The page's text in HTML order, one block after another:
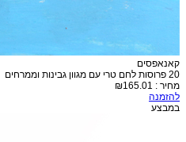
קאנאפסים
20 פרוסות לחם טרי עם מגוון גבינות וממרחים
מחיר : ₪165.01
להזמנה
במבצע